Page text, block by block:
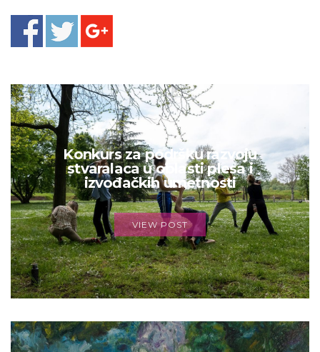
Konkurs za podršku razvoju
stvaralaca u oblasti plesa i
izvođačkih umetnosti
VIEW POST